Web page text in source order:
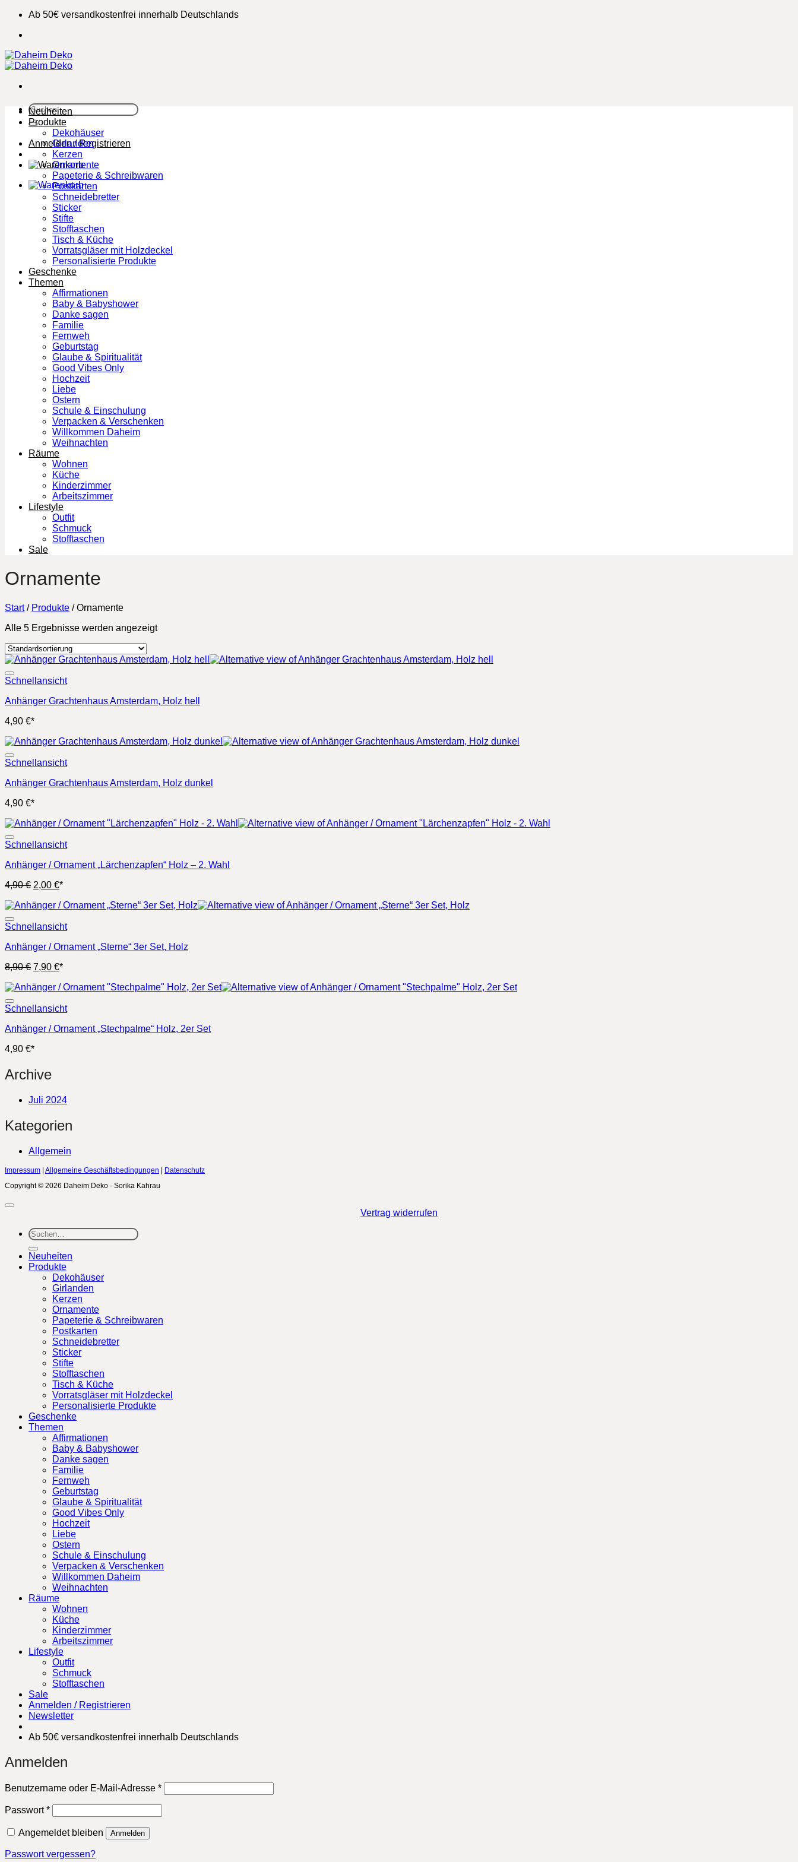
Zum
springen
Ab 50€ versandkostenfrei innerhalb Deutschlands
Suchen
nach:
Anmelden / Registrieren
Neuheiten
Produkte
Dekohäuser
Girlanden
Kerzen
Ornamente
Papeterie & Schreibwaren
Postkarten
Schneidebretter
Sticker
Stifte
Stofftaschen
Tisch & Küche
Vorratsgläser mit Holzdeckel
Personalisierte Produkte
Geschenke
Themen
Affirmationen
Baby & Babyshower
Danke sagen
Familie
Fernweh
Geburtstag
Glaube & Spiritualität
Good Vibes Only
Hochzeit
Liebe
Ostern
Schule & Einschulung
Verpacken & Verschenken
Willkommen Daheim
Weihnachten
Räume
Wohnen
Küche
Kinderzimmer
Arbeitszimmer
Lifestyle
Outfit
Schmuck
Stofftaschen
Sale
Ornamente
Start / Produkte /Ornamente
Alle 5 Ergebnisse werden angezeigt
Schnellansicht
Anhänger Grachtenhaus Amsterdam, Holz hell
4,90 €*
Schnellansicht
Anhänger Grachtenhaus Amsterdam, Holz dunkel
4,90 €*
Schnellansicht
Anhänger / Ornament „Lärchenzapfen“ Holz – 2. Wahl
4,90€ Ursprünglicher
war:
2,00 €Aktueller
ist:
*
Schnellansicht
Anhänger / Ornament „Sterne“ 3er Set, Holz
8,90€ Ursprünglicher
war:
7,90 €Aktueller
ist:
*
Schnellansicht
Anhänger / Ornament „Stechpalme“ Holz, 2er Set
4,90 €*
Archive
Juli 2024
Kategorien
Allgemein
Impressum | Allgemeine Geschäftsbedingungen | Datenschutz
Copyright © 2026 Daheim Deko - Sorika Kahrau
Vertrag widerrufen
Suchen
nach:
Neuheiten
Produkte
Dekohäuser
Girlanden
Kerzen
Ornamente
Papeterie & Schreibwaren
Postkarten
Schneidebretter
Sticker
Stifte
Stofftaschen
Tisch & Küche
Vorratsgläser mit Holzdeckel
Personalisierte Produkte
Geschenke
Themen
Affirmationen
Baby & Babyshower
Danke sagen
Familie
Fernweh
Geburtstag
Glaube & Spiritualität
Good Vibes Only
Hochzeit
Liebe
Ostern
Schule & Einschulung
Verpacken & Verschenken
Willkommen Daheim
Weihnachten
Räume
Wohnen
Küche
Kinderzimmer
Arbeitszimmer
Lifestyle
Outfit
Schmuck
Stofftaschen
Sale
Anmelden / Registrieren
Newsletter
Ab 50€ versandkostenfrei innerhalb Deutschlands
Anmelden
Benutzername oder E-Mail-Adresse *Erforderlich
Passwort*Erforderlich
Angemeldet bleiben Anmelden
Passwort vergessen?